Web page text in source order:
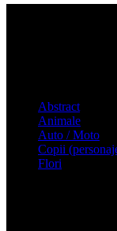
Abstract
Animale
Auto / Moto
Copii
Flori